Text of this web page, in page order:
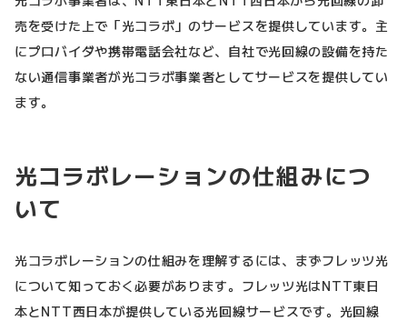
売を受けた上で「光コラボ」のサービスを提供しています。主
にプロバイダや携帯電話会社など、自社で光回線の設備を持た
ない通信事業者が光コラボ事業者としてサービスを提供してい
ます。
光コラボレーションの仕組みにつ
いて
光コラボレーションの仕組みを理解するには、まずフレッツ光
について知っておく必要があります。フレッツ光はNTT東日
本とNTT西日本が提供している光回線サービスです。光回線